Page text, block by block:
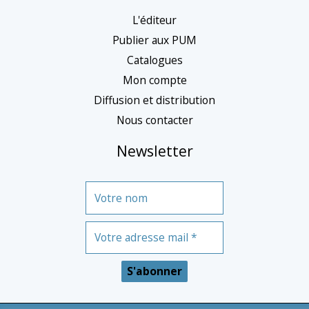
L'éditeur
Publier aux PUM
Catalogues
Mon compte
Diffusion et distribution
Nous contacter
Newsletter